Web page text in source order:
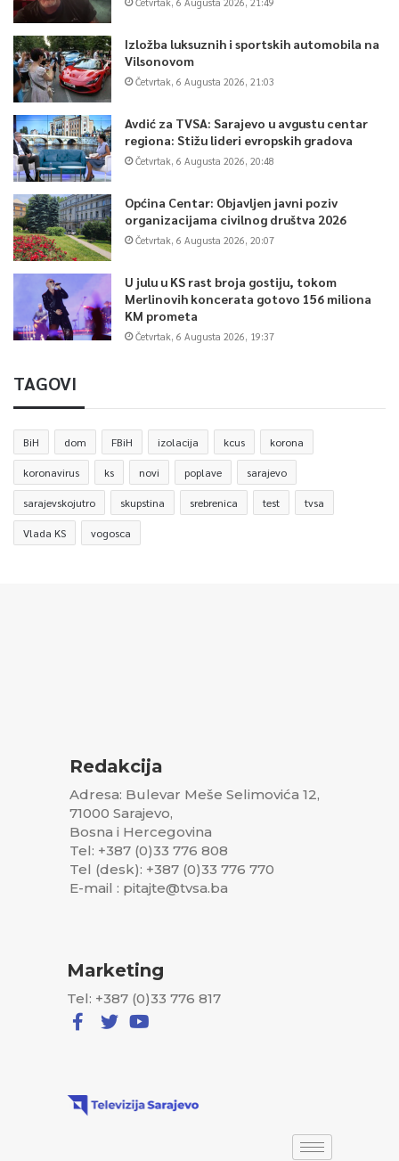
Izložba luksuznih i sportskih automobila na
Vilsonovom
Četvrtak, 6 Augusta 2026, 21:03
Avdić za TVSA: Sarajevo u avgustu centar
regiona: Stižu lideri evropskih gradova
Četvrtak, 6 Augusta 2026, 20:48
Općina Centar: Objavljen javni poziv
organizacijama civilnog društva 2026
Četvrtak, 6 Augusta 2026, 20:07
U julu u KS rast broja gostiju, tokom
Merlinovih koncerata gotovo 156 miliona
KM prometa
Četvrtak, 6 Augusta 2026, 19:37
TAGOVI
BiH dom FBiH izolacija kcus korona
koronavirus ks novi poplave sarajevo
sarajevskojutro skupstina srebrenica test tvsa
Vlada KS vogosca
Redakcija
Adresa: Bulevar Meše Selimovića 12,
71000 Sarajevo,
Bosna i Hercegovina
Tel: +387 (0)33 776 808
Tel (desk): +387 (0)33 776 770
E-mail : pitajte@tvsa.ba
Marketing
Tel: +387 (0)33 776 817